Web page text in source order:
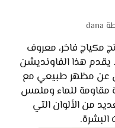
dana
مكياج فاخر، معروف
يقدم هذا الفاونديشن
عن مظهر طبيعي مع
مقاومة للماء وملمس
من الألوان التي
البشرة.